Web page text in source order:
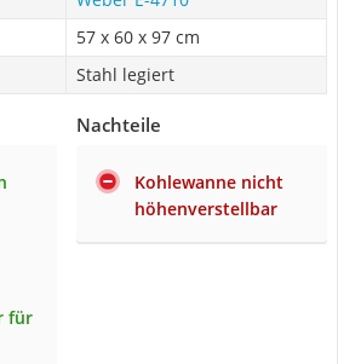
57 x 60 x 97 cm
Stahl legiert
für
Nachteile
Kohlewanne nicht
höhenverstellbar